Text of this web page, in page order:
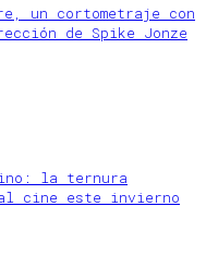
un cortometraje con
de Spike Jonze
la ternura
cine este invierno